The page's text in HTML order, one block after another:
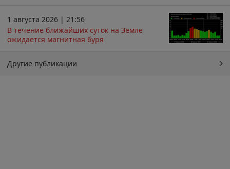
1 августа 2026 | 21:56
В течение ближайших суток на Земле
ожидается магнитная буря
Другие публикации